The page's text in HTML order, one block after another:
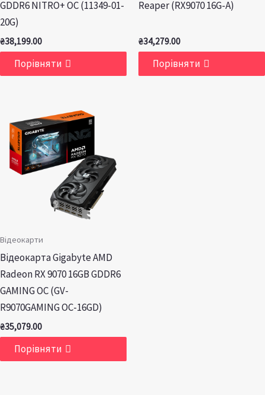
GDDR6 NITRO+ OC (11349-01-
20G)
₴38,199.00
Порівняти
Reaper (RX9070 16G-A)
₴34,279.00
Порівняти
Відеокарти
Відеокарта Gigabyte AMD
Radeon RX 9070 16GB GDDR6
GAMING OC (GV-
R9070GAMING OC-16GD)
₴35,079.00
Порівняти